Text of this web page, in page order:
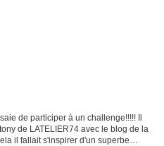
de participer à un challenge!!!!! Il
de LATELIER74 avec le blog de la
il fallait s'inspirer d'un superbe